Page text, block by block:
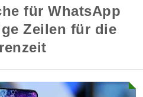
für WhatsApp
Zeilen für die